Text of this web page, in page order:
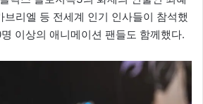
브리엘 등 전세계 인기 인사들이 참석했
이상의 애니메이션 팬들도 함께했다.